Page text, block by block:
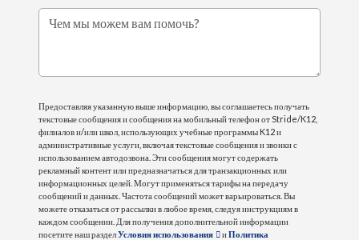
Чем мы можем вам помочь?
Предоставляя указанную выше информацию, вы соглашаетесь получать
текстовые сообщения и сообщения на мобильный телефон от Stride/K12,
филиалов и/или школ, использующих учебные программы K12 и
административные услуги, включая текстовые сообщения и звонки с
использованием автодозвона. Эти сообщения могут содержать
рекламный контент или предназначаться для транзакционных или
информационных целей. Могут применяться тарифы на передачу
сообщений и данных. Частота сообщений может варьироваться. Вы
можете отказаться от рассылки в любое время, следуя инструкциям в
каждом сообщении. Для получения дополнительной информации
посетите наш разделУсловия использования иПолитика